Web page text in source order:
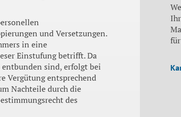
und Versetzungen.
in eine
Einstufung betrifft. Da
sind, erfolgt bei
Vergütung entsprechend
Nachteile durch die
des